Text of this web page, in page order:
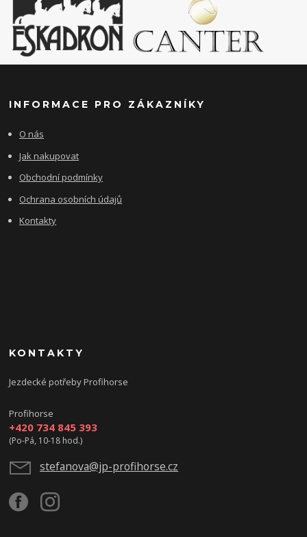
INFORMACE PRO ZÁKAZNÍKY
O nás
Jak nakupovat
Obchodní podmínky
Ochrana osobních údajů
Kontakty
KONTAKTY
Jezdecké potřeby Profihorse
Profihorse
+420 734 845 393
(Po-Pá, 10-18 hod.)
stefanova@jp-profihorse.cz